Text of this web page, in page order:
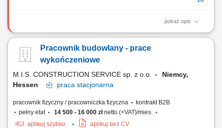
pokaż opis
Czym będziesz się zajmować? montażem i demontażem szalunków
betoniarskich, realizacją robót budowlanych zgodnie z dokumentacją
techniczną, dbaniem o bezpieczeństwo oraz porządek na budowie.
Pracownik budowlany - prace
wykończeniowe
M.I.S. CONSTRUCTION SERVICE sp. z o.o.
Niemcy,
Hessen
praca stacjonarna
pracownik fizyczny / pracowniczka fizyczna
kontrakt B2B
pełny etat
14 500 - 16 000 złnetto (+VAT)/mies.
aplikuj szybko
aplikuj bez CV